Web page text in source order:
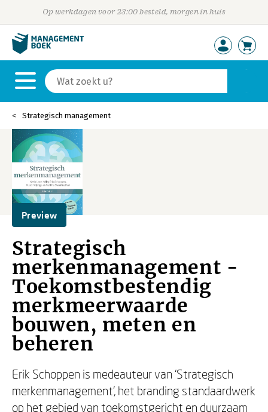
Op werkdagen voor 23:00 besteld, morgen in huis
Strategisch management
Preview
Strategisch
merkenmanagement -
Toekomstbestendig
merkmeerwaarde
bouwen, meten en
beheren
Erik Schoppen is medeauteur van ‘Strategisch
merkenmanagement’, het branding standaardwerk
op het gebied van toekomstgericht en duurzaam